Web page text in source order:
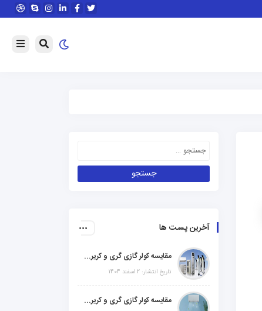
آخرین پست ها
مقایسه کولر گازی گری و کریر و ال جی و جنرال گلد و هایسنس و مدیا و اجنرال
تاریخ انتشار: 2 اسفند 1404
مقایسه کولر گازی گری و کریر و ال جی و جنرال گلد و جنرال شکار و سامسونگ و یونیوا